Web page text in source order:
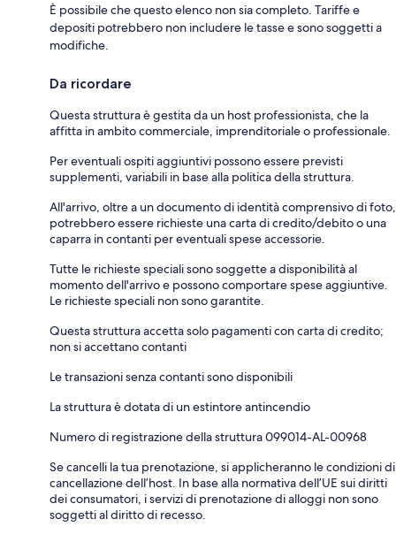
È possibile che questo elenco non sia completo. Tariffe e
depositi potrebbero non includere le tasse e sono soggetti a
modifiche.
Da ricordare
Questa struttura è gestita da un host professionista, che la
affitta in ambito commerciale, imprenditoriale o professionale.
Per eventuali ospiti aggiuntivi possono essere previsti
supplementi, variabili in base alla politica della struttura.
All'arrivo, oltre a un documento di identità comprensivo di foto,
potrebbero essere richieste una carta di credito/debito o una
caparra in contanti per eventuali spese accessorie.
Tutte le richieste speciali sono soggette a disponibilità al
momento dell'arrivo e possono comportare spese aggiuntive.
Le richieste speciali non sono garantite.
Questa struttura accetta solo pagamenti con carta di credito;
non si accettano contanti
Le transazioni senza contanti sono disponibili
La struttura è dotata di un estintore antincendio
Numero di registrazione della struttura 099014-AL-00968
Se cancelli la tua prenotazione, si applicheranno le condizioni di
cancellazione dell’host. In base alla normativa dell’UE sui diritti
dei consumatori, i servizi di prenotazione di alloggi non sono
soggetti al diritto di recesso.